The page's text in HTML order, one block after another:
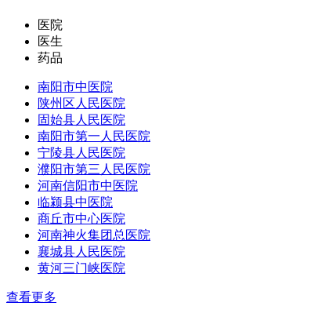
医院
医生
药品
南阳市中医院
陕州区人民医院
固始县人民医院
南阳市第一人民医院
宁陵县人民医院
濮阳市第三人民医院
河南信阳市中医院
临颍县中医院
商丘市中心医院
河南神火集团总医院
襄城县人民医院
黄河三门峡医院
查看更多